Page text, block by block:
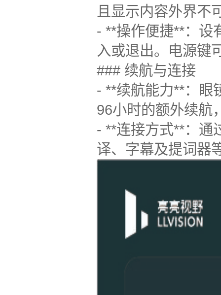
且显示内容外界不
- **操作便捷**：设
入或退出。电源键
### 续航与连接
- **续航能力**：眼
96小时的额外续航
- **连接方式**：通
译、字幕及提词器